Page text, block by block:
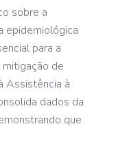
sobre a
epidemiológica
para a
de
Assistência à
dados da
que